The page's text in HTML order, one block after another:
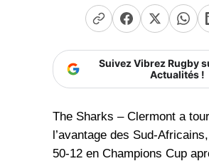
Suivez Vibrez Rugby
Actualités !
The Sharks – Clermont a
l’avantage des Sud-
50-12 en Champions Cup